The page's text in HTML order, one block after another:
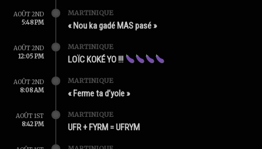
AOÛT 2ND
5:48 PM
MARTINIQUE
« Nou ka gadé MAS pasé »
AOÛT 2ND
12:05 PM
MARTINIQUE
LOÏC KOKÉ YO !!!
AOÛT 2ND
8:08 AM
MARTINIQUE
« Ferme ta d’yole »
AOÛT 1ST
8:42 PM
MARTINIQUE
UFR + FYRM = UFRYM